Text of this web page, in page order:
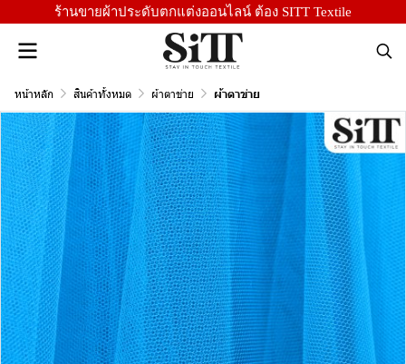
ร้านขายผ้าประดับตกแต่งออนไลน์ ต้อง SITT Textile
หน้าหลัก สินค้าทั้งหมด ผ้าตาข่าย ผ้าตาข่าย